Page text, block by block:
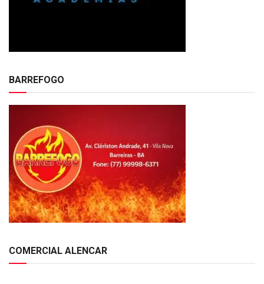
BARREFOGO
COMERCIAL ALENCAR